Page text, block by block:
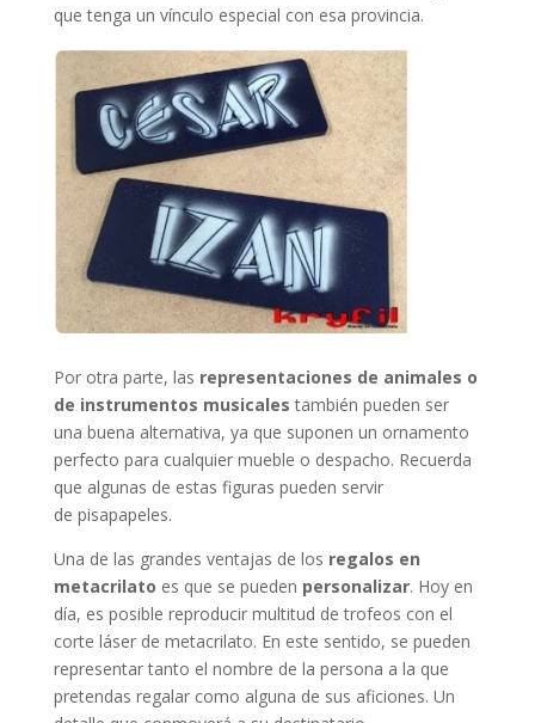
que tenga un vínculo especial con esa provincia.
Por otra parte, las representaciones de animales o
de instrumentos musicales también pueden ser
una buena alternativa, ya que suponen un ornamento
perfecto para cualquier mueble o despacho. Recuerda
que algunas de estas figuras pueden servir
de pisapapeles.
Una de las grandes ventajas de los regalos en
metacrilato es que se pueden personalizar. Hoy en
día, es posible reproducir multitud de trofeos con el
corte láser de metacrilato. En este sentido, se pueden
representar tanto el nombre de la persona a la que
pretendas regalar como alguna de sus aficiones. Un